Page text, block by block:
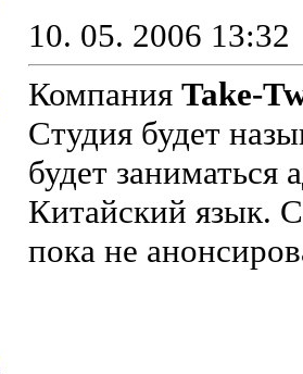
10. 05. 2006 13:32
Компания Take-
Студия будет
будет заниматься
Китайский язык.
пока не